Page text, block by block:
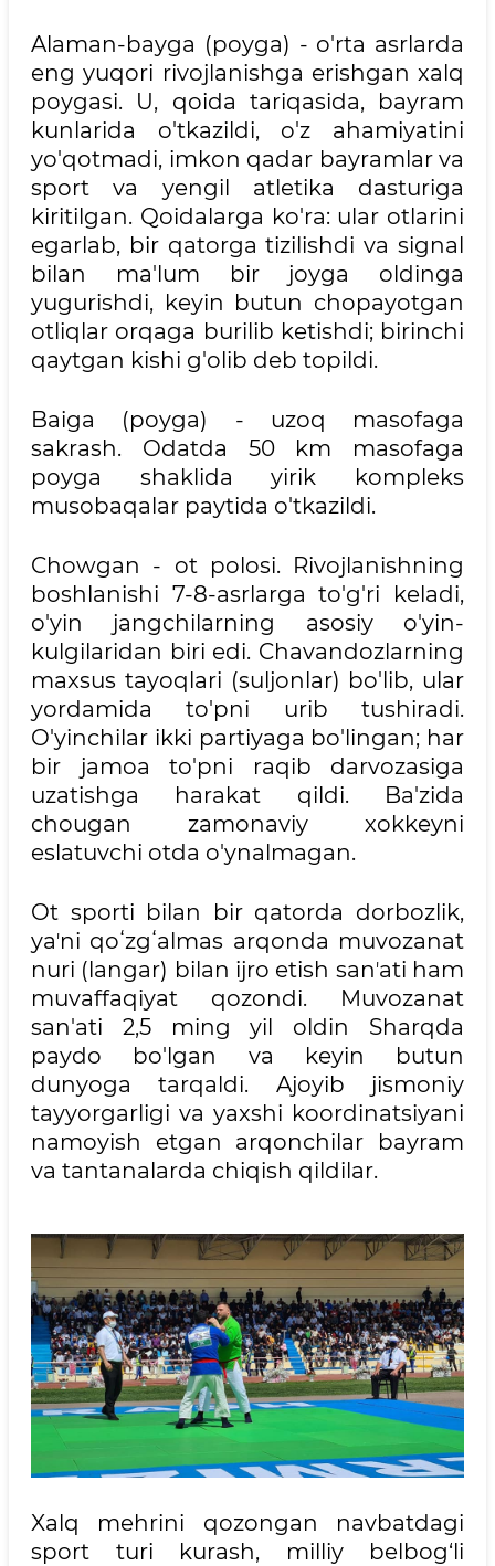
Alaman-bayga (poyga) - o'rta asrlarda
eng yuqori rivojlanishga erishgan xalq
poygasi. U, qoida tariqasida, bayram
kunlarida o'tkazildi, o'z ahamiyatini
yo'qotmadi, imkon qadar bayramlar va
sport va yengil atletika dasturiga
kiritilgan. Qoidalarga ko'ra: ular otlarini
egarlab, bir qatorga tizilishdi va signal
bilan ma'lum bir joyga oldinga
yugurishdi, keyin butun chopayotgan
otliqlar orqaga burilib ketishdi; birinchi
qaytgan kishi g'olib deb topildi.
Baiga (poyga) - uzoq masofaga
sakrash. Odatda 50 km masofaga
poyga shaklida yirik kompleks
musobaqalar paytida o'tkazildi.
Chowgan - ot polosi. Rivojlanishning
boshlanishi 7-8-asrlarga to'g'ri keladi,
o'yin jangchilarning asosiy o'yin-
kulgilaridan biri edi. Chavandozlarning
maxsus tayoqlari (suljonlar) bo'lib, ular
yordamida to'pni urib tushiradi.
O'yinchilar ikki partiyaga bo'lingan; har
bir jamoa to'pni raqib darvozasiga
uzatishga harakat qildi. Ba'zida
chougan zamonaviy xokkeyni
eslatuvchi otda o'ynalmagan.
Ot sporti bilan bir qatorda dorbozlik,
yaʼni qoʻzgʻalmas arqonda muvozanat
nuri (langar) bilan ijro etish sanʼati ham
muvaffaqiyat qozondi. Muvozanat
san'ati 2,5 ming yil oldin Sharqda
paydo bo'lgan va keyin butun
dunyoga tarqaldi. Ajoyib jismoniy
tayyorgarligi va yaxshi koordinatsiyani
namoyish etgan arqonchilar bayram
va tantanalarda chiqish qildilar.
Xalq mehrini qozongan navbatdagi
sport turi kurash, milliy belbog‘li